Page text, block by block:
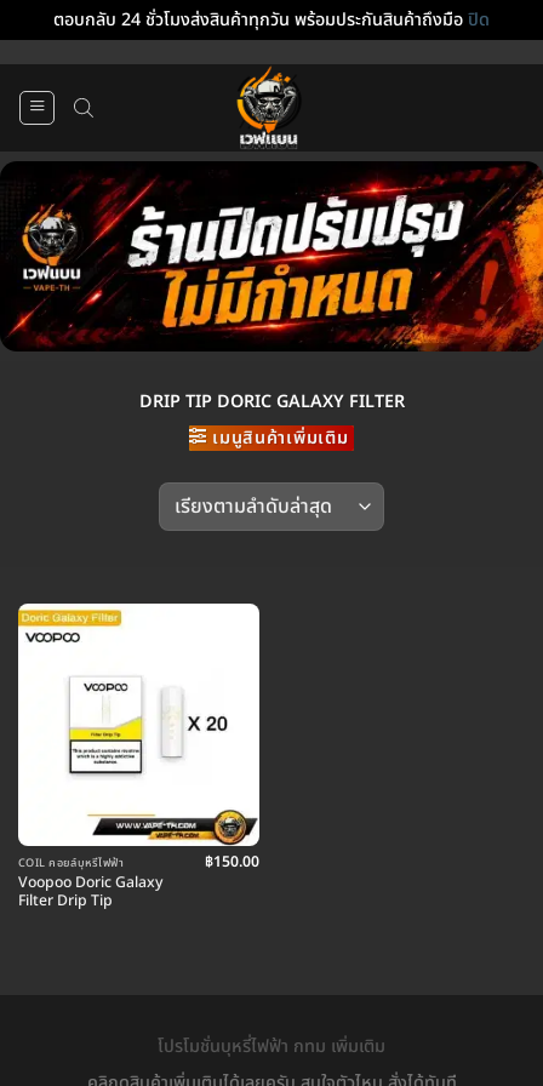
ตอบกลับ 24 ชั่วโมงส่งสินค้าทุกวัน พร้อมประกันสินค้าถึงมือปิด
DRIP TIP DORIC GALAXY FILTER
เมนูสินค้าเพิ่มเติม
COIL คอยล์บุหรี่ไฟฟ้า
Voopoo Doric Galaxy
Filter Drip Tip
฿150.00
โปรโมชั่นบุหรี่ไฟฟ้า กทม เพิ่มเติม